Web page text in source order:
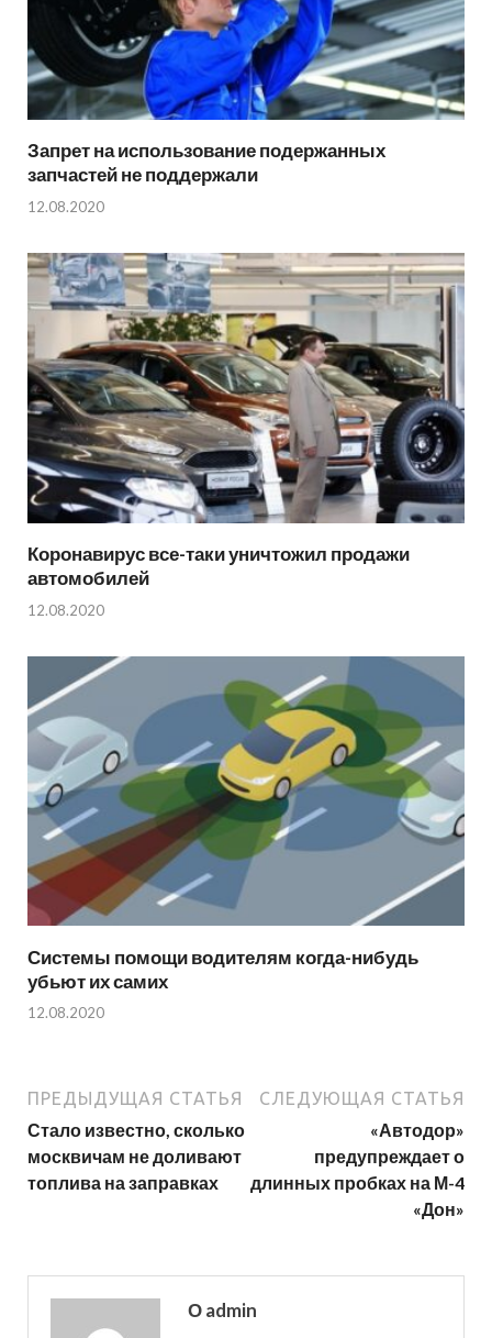
Запрет на использование подержанных
запчастей не поддержали
12.08.2020
Коронавирус все-таки уничтожил продажи
автомобилей
12.08.2020
Системы помощи водителям когда-нибудь
убьют их самих
12.08.2020
ПРЕДЫДУЩАЯ СТАТЬЯ
Стало известно, сколько
москвичам не доливают
топлива на заправках
СЛЕДУЮЩАЯ СТАТЬЯ
«Автодор»
предупреждает о
длинных пробках на М-4
«Дон»
О admin